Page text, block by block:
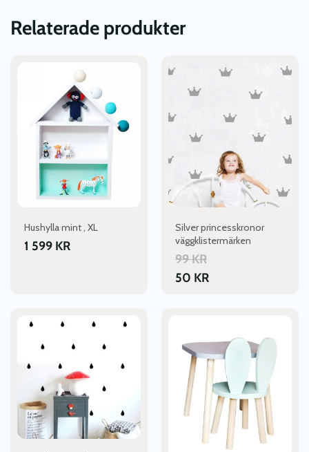
Relaterade produkter
Hushylla mint , XL
1 599 KR
Silver princesskronor
väggklistermärken
99KR
50 KR
produkten
varianter.
alternativen